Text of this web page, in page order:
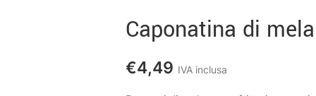
Caponatina di
€4,49 IVA inclusa